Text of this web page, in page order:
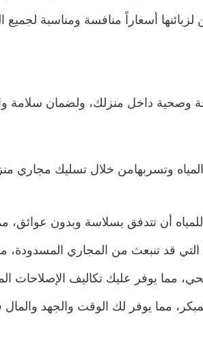
أسعاراً منافسة ومناسبة لجميع
وصحية داخل منزلك، ولضمان سلامة
وتسربهامن خلال تسليك مجاري
أن تتدفق بسلاسة وبدون
قد تنبعث من المجاري المسدودة،
يوفر عليك تكاليف الإصلاحات
مما يوفر لك الوقت والجهد والمال